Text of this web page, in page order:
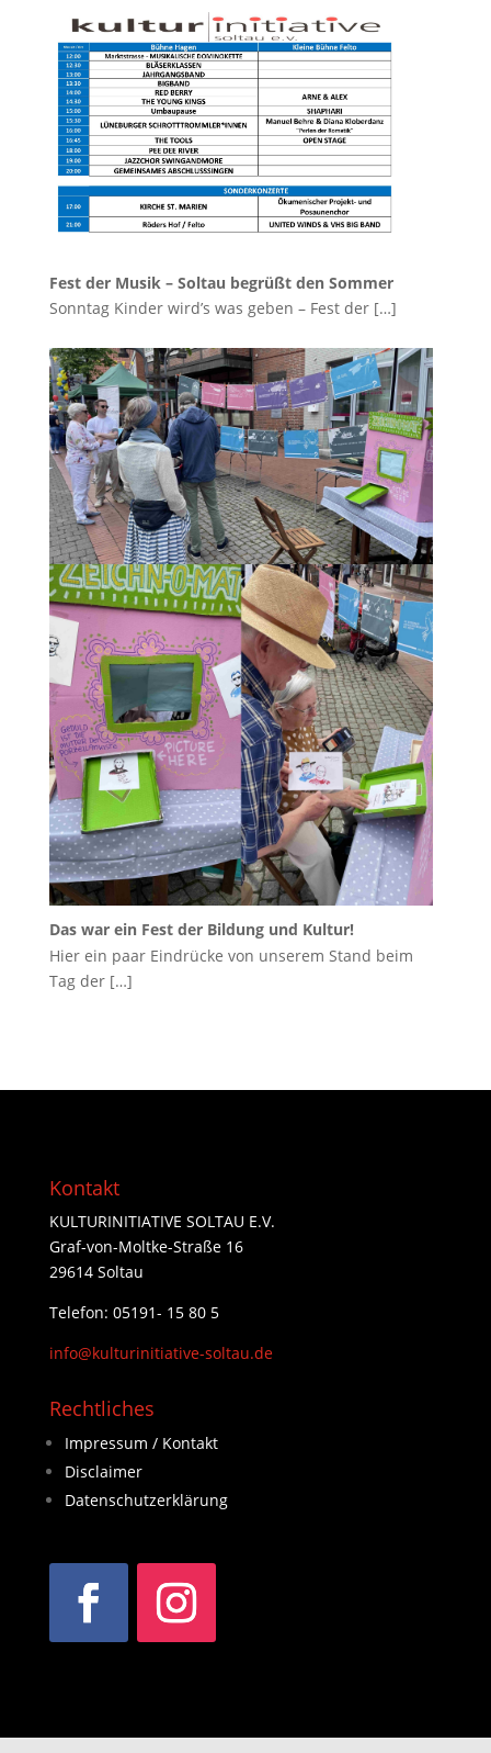
Fest der Musik – Soltau begrüßt den Sommer
Sonntag Kinder wird’s was geben – Fest der […]
Das war ein Fest der Bildung und Kultur!
Hier ein paar Eindrücke von unserem Stand beim
Tag der […]
Kontakt
KULTURINITIATIVE SOLTAU E.V.
Graf-von-Moltke-Straße 16
29614 Soltau
Telefon: 05191- 15 80 5
info@kulturinitiative-soltau.de
Rechtliches
Impressum / Kontakt
Disclaimer
Datenschutzerklärung